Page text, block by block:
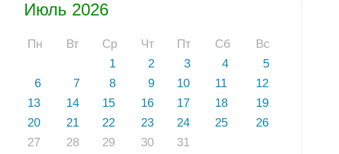
Июль 2026
Пн Вт Ср Чт Пт Сб
Вс
1
2 3 4
5
6
7 8 9 10 11
12
13
14 15 16 17 18
19
20
21 22 23 24 25
26
27
28 29 30 31